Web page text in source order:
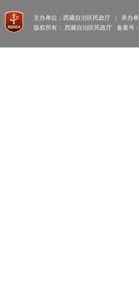
主办单位：西藏自治区民政厅 |
承办
版权所有： 西藏自治区民政厅
备案号